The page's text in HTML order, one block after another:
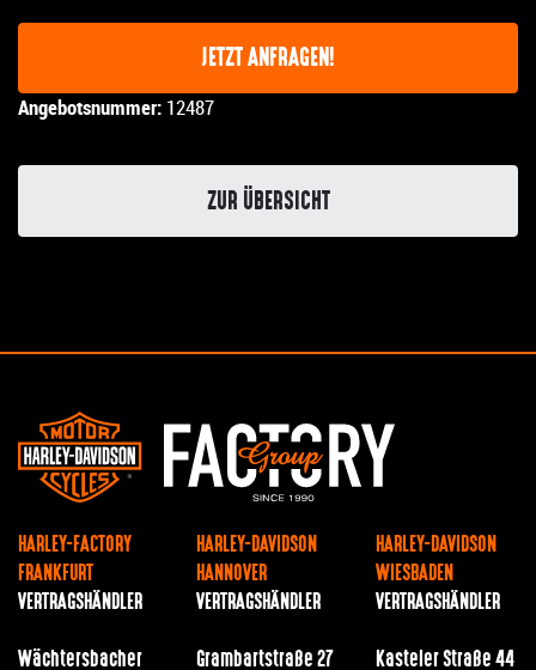
JETZT ANFRAGEN!
Angebotsnummer: 12487
ZUR ÜBERSICHT
HARLEY-FACTORY
FRANKFURT
VERTRAGSHÄNDLER
Wächtersbacher
HARLEY-DAVIDSON
HANNOVER
VERTRAGSHÄNDLER
Grambartstraße 27
HARLEY-DAVIDSON
WIESBADEN
VERTRAGSHÄNDLER
Kasteler Straße 44